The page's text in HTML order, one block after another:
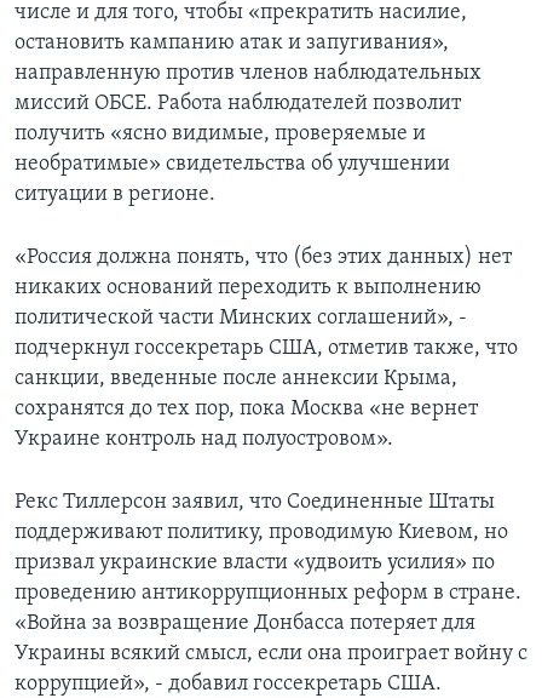
числе и для того, чтобы «прекратить насилие,
остановить кампанию атак и запугивания»,
направленную против членов наблюдательных
миссий ОБСЕ. Работа наблюдателей позволит
получить «ясно видимые, проверяемые и
необратимые» свидетельства об улучшении
ситуации в регионе.
«Россия должна понять, что (без этих данных) нет
никаких оснований переходить к выполнению
политической части Минских соглашений», -
подчеркнул госсекретарь США, отметив также, что
санкции, введенные после аннексии Крыма,
сохранятся до тех пор, пока Москва «не вернет
Украине контроль над полуостровом».
Рекс Тиллерсон заявил, что Соединенные Штаты
поддерживают политику, проводимую Киевом, но
призвал украинские власти «удвоить усилия» по
проведению антикоррупционных реформ в стране.
«Война за возвращение Донбасса потеряет для
Украины всякий смысл, если она проиграет войну с
коррупцией», - добавил госсекретарь США.